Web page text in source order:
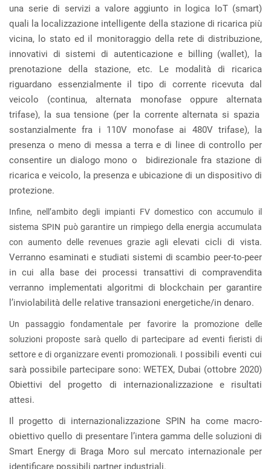
una serie di servizi a valore aggiunto in logica IoT (smart)
quali la localizzazione intelligente della stazione di ricarica più
vicina, lo stato ed il monitoraggio della rete di distribuzione,
innovativi di sistemi di autenticazione e billing (wallet), la
prenotazione della stazione, etc. Le modalità di ricarica
riguardano essenzialmente il tipo di corrente ricevuta dal
veicolo (continua, alternata monofase oppure alternata
trifase), la sua tensione (per la corrente alternata si spazia
sostanzialmente fra i 110V monofase ai 480V trifase), la
presenza o meno di messa a terra e di linee di controllo per
consentire un dialogo mono o bidirezionale fra stazione di
ricarica e veicolo, la presenza e ubicazione di un dispositivo di
protezione.
Infine, nell’ambito degli impianti FV domestico con accumulo il
sistema SPIN può garantire un rimpiego della energia accumulata
con aumento delle revenues grazie agli elevati cicli di vista.
Verranno esaminati e studiati sistemi di scambio peer-to-peer
in cui alla base dei processi transattivi di compravendita
verranno implementati algoritmi di blockchain per garantire
l’inviolabilità delle relative transazioni energetiche/in denaro.
Un passaggio fondamentale per favorire la promozione delle
soluzioni proposte sarà quello di partecipare ad eventi fieristi di
settore e di organizzare eventi promozionali. I possibili eventi cui
sarà possibile partecipare sono: WETEX, Dubai (ottobre 2020)
Obiettivi del progetto di internazionalizzazione e risultati
attesi.
Il progetto di internazionalizzazione SPIN ha come macro-
obiettivo quello di presentare l’intera gamma delle soluzioni di
Smart Energy di Braga Moro sul mercato internazionale per
identificare possibili partner industriali.